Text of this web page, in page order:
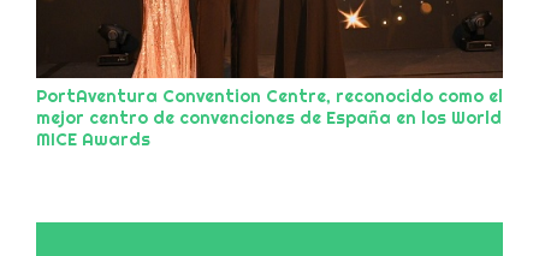
PortAventura Convention Centre, reconocido como el
mejor centro de convenciones de España en los World
MICE Awards